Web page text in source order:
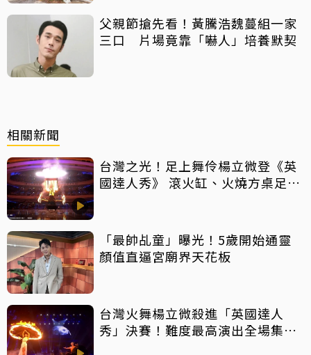
父親節搶先看！黃騰浩魏蔓組一家
三口 片場竟靠「嚇人」培養默契
相關新聞
台灣之光！足上舞伶楊立微登《英
國達人秀》 滾火缸、火燒方桌足技
「最帥乩童」曝光！5歲開始通靈
顏值直逼宮廟界天花板
台灣火舞楊立微殺進「英國達人
秀」決賽！難度最高演出全場集